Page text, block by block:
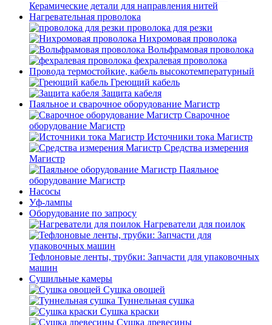
Керамические детали для направления нитей
Нагревательная проволока
проволока для резки
Нихромовая проволока
Вольфрамовая проволока
фехралевая проволока
Провода термостойкие, кабель высокотемпературный
Греющий кабель
Защита кабеля
Паяльное и сварочное оборудование Магистр
Сварочное
оборудование Магистр
Источники тока Магистр
Средства измерения
Магистр
Паяльное
оборудование Магистр
Насосы
Уф-лампы
Оборудование по запросу
Нагреватели для поилок
Тефлоновые ленты, трубки: Запчасти для упаковочных
машин
Сушильные камеры
Сушка овощей
Туннельная сушка
Сушка краски
Сушка древесины